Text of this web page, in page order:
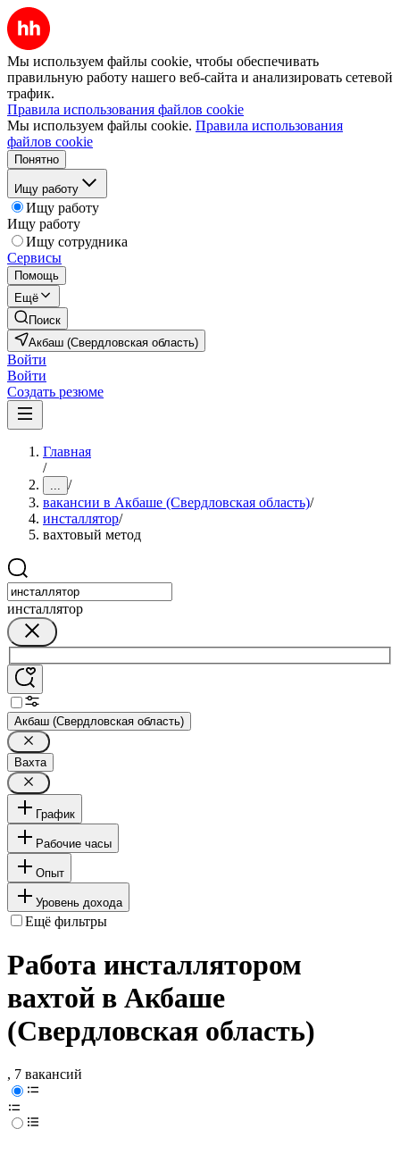
Мы используем файлы cookie, чтобы обеспечивать
правильную работу нашего веб-сайта и анализировать сетевой
трафик.
Правила использования файлов cookie
Мы используем файлы cookie. Правила использования
файлов cookie
Понятно
Ищу работу
Ищу работу
Ищу работу
Ищу сотрудника
Сервисы
Помощь
Ещё
Поиск
Акбаш (Свердловская область)
Войти
Войти
Создать резюме
Главная
/
... /
вакансии в Акбаше (Свердловская область)/
инсталлятор/
вахтовый метод
инсталлятор
Акбаш (Свердловская область)
Вахта
График
Рабочие часы
Опыт
Уровень дохода
Ещё фильтры
Работа инсталлятором
вахтой в Акбаше
(Свердловская область)
, 7 вакансий